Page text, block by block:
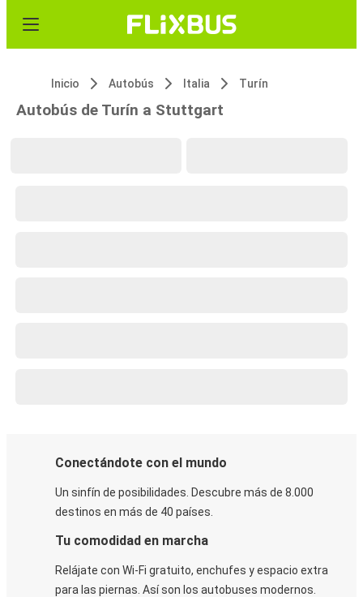
Inicio Autobús Italia Turín
Autobús de Turín a Stuttgart
Conectándote con el mundo
Un sinfín de posibilidades. Descubre más de 8.000
destinos en más de 40 países.
Tu comodidad en marcha
Relájate con Wi-Fi gratuito, enchufes y espacio extra
para las piernas. Así son los autobuses modernos.